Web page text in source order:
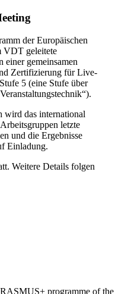
der Europäischen
VDT geleitete
einer gemeinsamen
Zertifizierung für Live-
5 (eine Stufe über
wird das international
letzte
und die Ergebnisse
Einladung.
Weitere Details folgen
programme of the